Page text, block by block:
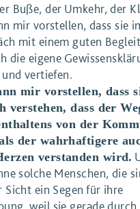
Buße, der Umkehr, der
mir vorstellen, dass sie
mit einem guten
die eigene
vertiefen.
mir vorstellen, dass
verstehen, dass der
von der
der wahrhaftigere
verstanden wird.
solche Menschen, die
Sicht ein Segen für ihre
weil sie gerade durch